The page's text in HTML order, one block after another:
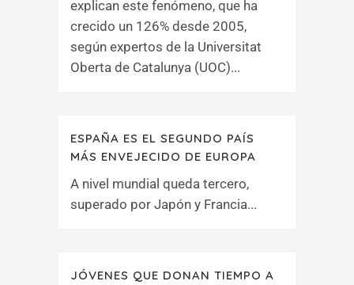
explican este fenómeno, que ha
crecido un 126% desde 2005,
según expertos de la Universitat
Oberta de Catalunya (UOC)...
ESPAÑA ES EL SEGUNDO PAÍS
MÁS ENVEJECIDO DE EUROPA
A nivel mundial queda tercero,
superado por Japón y Francia...
JÓVENES QUE DONAN TIEMPO A